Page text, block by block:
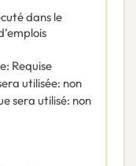
dans le
: Requise
utilisée: non
sera utilisé: non